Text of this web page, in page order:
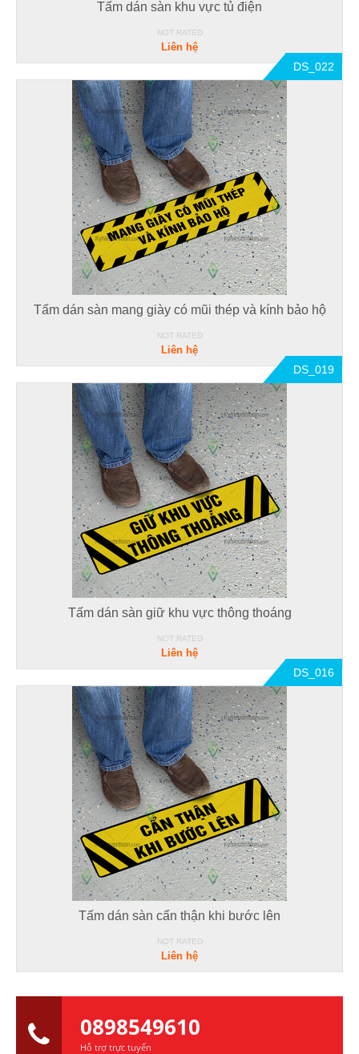
Tấm dán sàn khu vực tủ điện
NOT RATED
Liên hệ
DS_022
Tấm dán sàn mang giày có mũi thép và kính bảo hộ
NOT RATED
Liên hệ
DS_019
Tấm dán sàn giữ khu vực thông thoáng
NOT RATED
Liên hệ
DS_016
Tấm dán sàn cẩn thận khi bước lên
NOT RATED
Liên hệ
0898549610
Hỗ trợ trực tuyến